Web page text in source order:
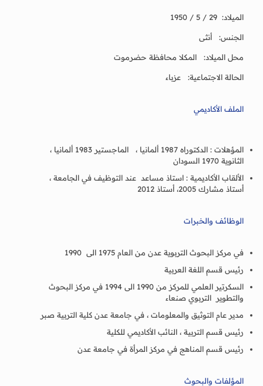
الميلاد: 29 / 5 / 1950
الجنس: أنثى
محل الميلاد: المكلا محافظة حضرموت
الحالة الاجتماعية: عزباء
الملف الأكاديمي
المؤهلات : الدكتوراه 1987 ألمانيا ، الماجستير 1983 ألمانيا ،
الثانوية 1970 السودان
الألقاب الأكاديمية : استاذ مساعد عند التوظيف في الجامعة ،
أستاذ مشارك 2005، أستاذ 2012
الوظائف والخبرات
في مركز البحوث التربوية عدن من العام 1975 الى 1990
رئيس قسم اللغة العربية
السكرتير العلمي للمركز من 1990 الى 1994 في مركز البحوث
والتطوير التربوي صنعاء
مدير عام التوثيق والمعلومات ، في جامعة عدن كلية التربية صبر
رئيس قسم التربية ، النائب الأكاديمي للكلية
رئيس قسم المناهج في مركز المرأة في جامعة عدن
المؤلفات والبحوث